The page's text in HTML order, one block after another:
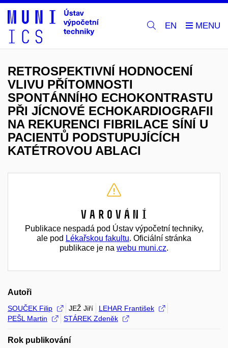
EN
RETROSPEKTIVNÍ HODNOCENÍ
VLIVU PŘÍTOMNOSTI
SPONTÁNNÍHO ECHOKONTRASTU
PŘI JÍCNOVÉ ECHOKARDIOGRAFII
NA REKURENCI FIBRILACE SÍNÍ U
PACIENTŮ PODSTUPUJÍCÍCH
KATÉTROVOU ABLACI
Varování
Publikace nespadá pod Ústav výpočetní techniky,
ale pod Lékařskou fakultu. Oficiální stránka
publikace je na webu muni.cz.
Autoři
SOUČEK Filip JEŽ Jiří
LEHAR František
PEŠL Martin
STÁREK Zdeněk
Rok publikování